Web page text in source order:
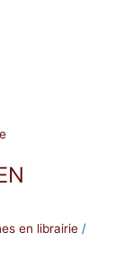
en librairie /